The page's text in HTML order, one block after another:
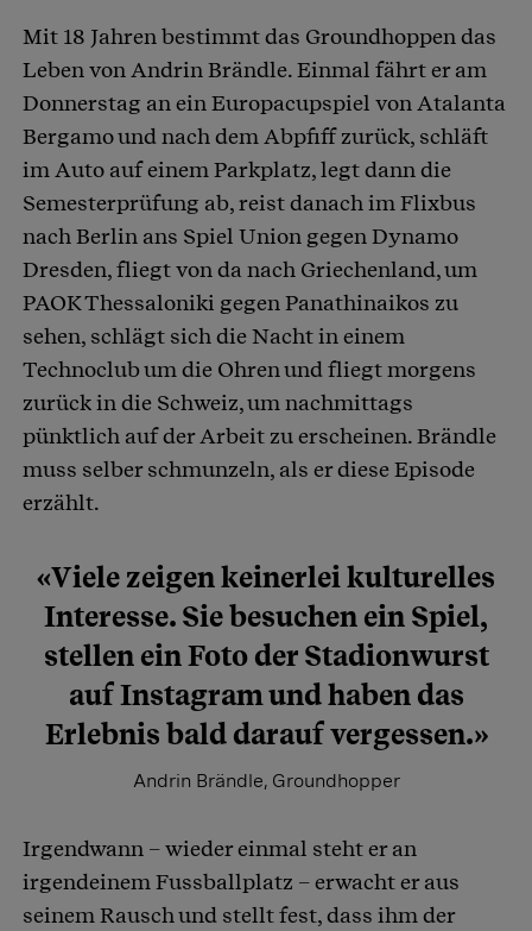
Mit 18 Jahren bestimmt das Groundhoppen das
Leben von Andrin Brändle. Einmal fährt er am
Donnerstag an ein Europacupspiel von Atalanta
Bergamo und nach dem Abpfiff zurück, schläft
im Auto auf einem Parkplatz, legt dann die
Semesterprüfung ab, reist danach im Flixbus
nach Berlin ans Spiel Union gegen Dynamo
Dresden, fliegt von da nach Griechenland, um
PAOK Thessaloniki gegen Panathinaikos zu
sehen, schlägt sich die Nacht in einem
Technoclub um die Ohren und fliegt morgens
zurück in die Schweiz, um nachmittags
pünktlich auf der Arbeit zu erscheinen. Brändle
muss selber schmunzeln, als er diese Episode
erzählt.
«Viele zeigen keinerlei kulturelles
Interesse. Sie besuchen ein Spiel,
stellen ein Foto der Stadionwurst
auf Instagram und haben das
Erlebnis bald darauf vergessen.»
Andrin Brändle, Groundhopper
Irgendwann – wieder einmal steht er an
irgendeinem Fussballplatz – erwacht er aus
seinem Rausch und stellt fest, dass ihm der